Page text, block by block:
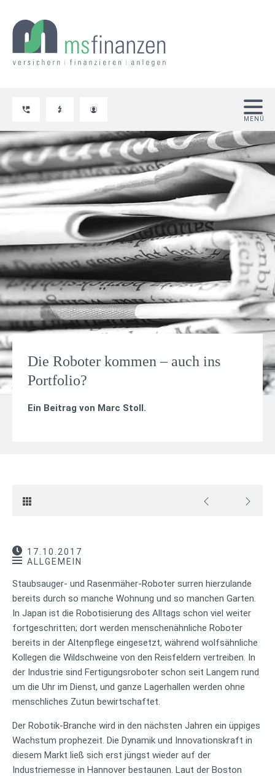
Die Roboter kommen – auch ins
Portfolio?
Ein Beitrag von Marc Stoll.
17.10.2017
ALLGEMEIN
Staubsauger- und Rasenmäher-Roboter surren hierzulande
bereits durch so manche Wohnung und so manchen Garten.
In Japan ist die Robotisierung des Alltags schon viel weiter
fortgeschritten; dort werden menschenähnliche Roboter
bereits in der Altenpflege eingesetzt, während wolfsähnliche
Kollegen die Wildschweine von den Reisfeldern vertreiben. In
der Industrie sind Fertigungsroboter schon seit Langem rund
um die Uhr im Dienst, und ganze Lagerhallen werden ohne
menschliches Zutun bewirtschaftet.
Der Robotik-Branche wird in den nächsten Jahren ein üppiges
Wachstum prophezeit. Die Dynamik und Innovationskraft in
diesem Markt ließ sich erst jüngst wieder auf der
Industriemesse in Hannover bestaunen. Laut der Boston